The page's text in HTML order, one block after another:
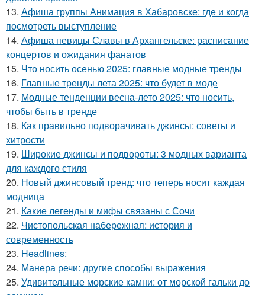
13. Афиша группы Анимация в Хабаровске: где и когда
посмотреть выступление
14. Афиша певицы Славы в Архангельске: расписание
концертов и ожидания фанатов
15. Что носить осенью 2025: главные модные тренды
16. Главные тренды лета 2025: что будет в моде
17. Модные тенденции весна-лето 2025: что носить,
чтобы быть в тренде
18. Как правильно подворачивать джинсы: советы и
хитрости
19. Широкие джинсы и подвороты: 3 модных варианта
для каждого стиля
20. Новый джинсовый тренд: что теперь носит каждая
модница
21. Какие легенды и мифы связаны с Сочи
22. Чистопольская набережная: история и
современность
23. Headlines:
24. Манера речи: другие способы выражения
25. Удивительные морские камни: от морской гальки до